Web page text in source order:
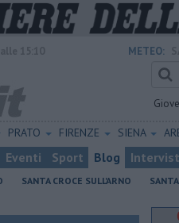
METEO:
PRATO FIRENZE SIENA
Eventi Sport Blog
SANTA CROCE SULL'ARNO